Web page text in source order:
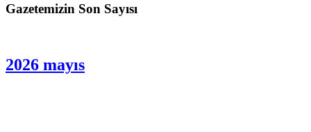
Gazetemizin Son Sayısı
2026 mayıs